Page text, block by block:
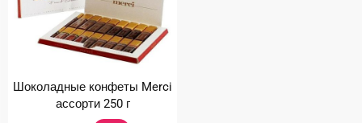
Шоколадные конфеты Merci
ассорти 250 г